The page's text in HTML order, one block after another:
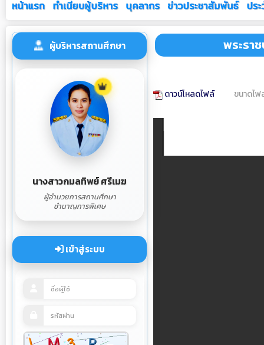
ผู้บริหารสถานศึกษา
นางสาวกมลทิพย์ ศรีเมฆ
ผู้อำนวยการสถานศึกษา
ชำนาญการพิเศษ
เข้าสู่ระบบ
พระรา
ดาวน์โหลดไฟล์ ขนาดไฟ